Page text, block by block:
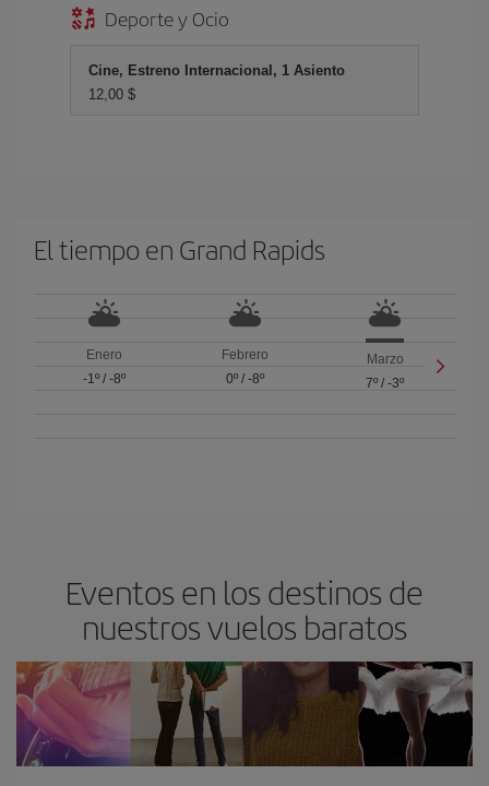
Deporte y Ocio
Cine, Estreno Internacional, 1 Asiento
12,00 $
El tiempo en Grand Rapids
Enero
-1º/ -8º
Febrero
0º/ -8º
Marzo
7º /-3º
Eventos en los destinos de
nuestros vuelos baratos